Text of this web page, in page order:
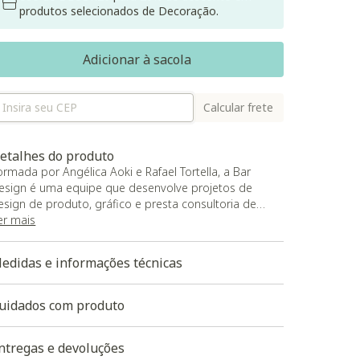
produtos selecionados de Decoração.
Adicionar à sacola
Calcular frete
do produto
por Angélica Aoki e Rafael Tortella, a Bar
é uma equipe que desenvolve projetos de
de produto, gráfico e presta consultoria de
e design estratégico.
para criar o novo. Os projetos visam inovação
bom design, buscando a perfeita relação entre o
e benefícios para o fabricante.
reconhecimento vem através de prêmio de design,
e sites. As obras estimulam a percepção óptica
mais
e informações técnicas
com produto
e devoluções